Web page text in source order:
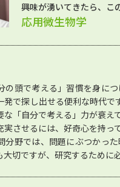
興味が湧いてきたら、こ
応用微生物学
の頭で考える」習慣を身に
発で探し出せる便利な時代で
「自分で考える」力が衰え
実させるには、好奇心を持っ
分野では、問題にぶつかっ
大切ですが、研究するために